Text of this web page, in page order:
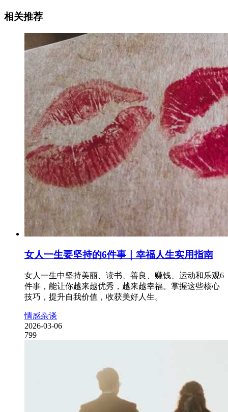
相关推荐
女人一生要坚持的6件事｜幸福人生实用指南
女人一生中坚持美丽、读书、善良、赚钱、运动和乐观6
件事，能让你越来越优秀，越来越幸福。掌握这些核心
技巧，提升自我价值，收获美好人生。
情感杂谈
2026-03-06
799